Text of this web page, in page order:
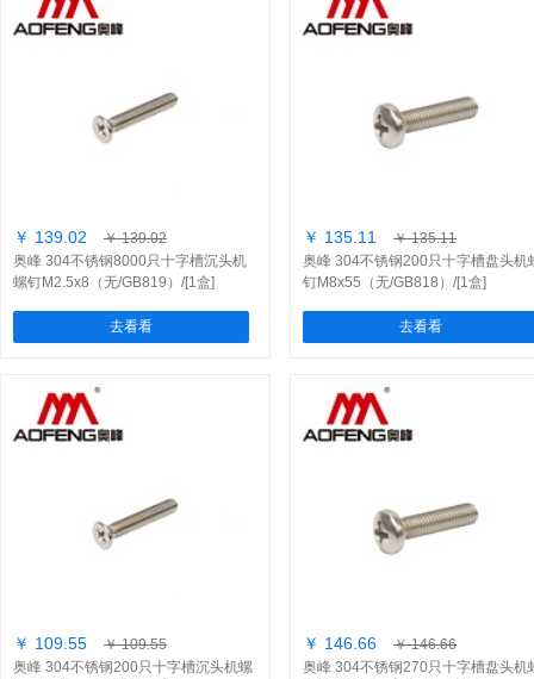
￥ 139.02
￥ 139.02
奥峰 304不锈钢8000只十字槽沉头机
螺钉M2.5x8（无/GB819）/[1盒]
去看看
￥ 135.11
￥ 135.11
奥峰 304不锈钢200只十字槽盘头机
钉M8x55（无/GB818）/[1盒]
去看看
￥ 109.55
￥ 109.55
奥峰 304不锈钢200只十字槽沉头机螺
￥ 146.66
￥ 146.66
奥峰 304不锈钢270只十字槽盘头机